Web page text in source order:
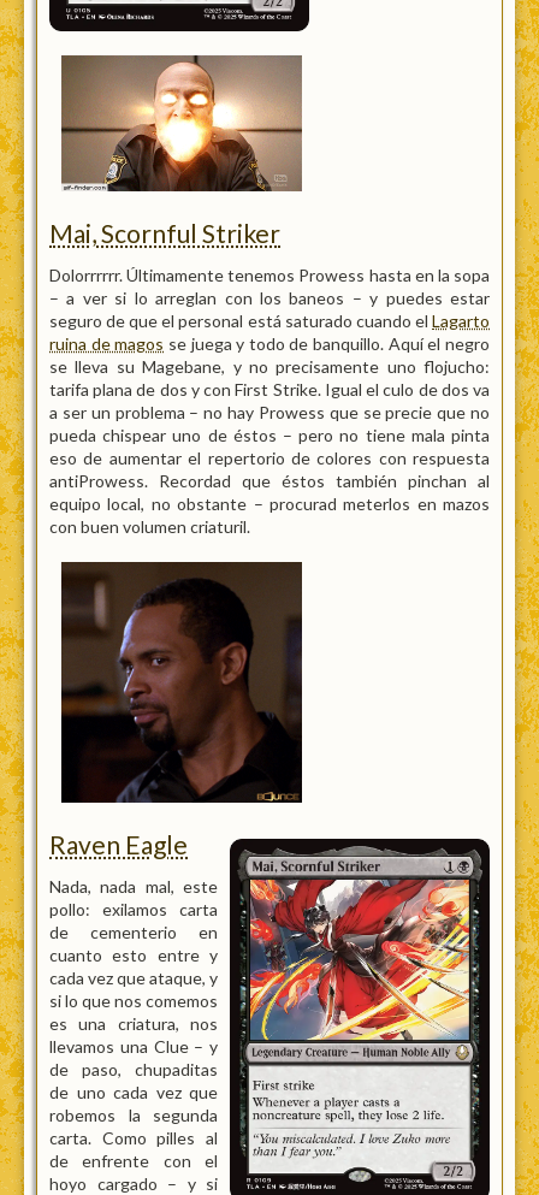
Mai, Scornful Striker
Dolorrrrrr. Últimamente tenemos Prowess hasta en la sopa
– a ver si lo arreglan con los baneos – y puedes estar
seguro de que el personal está saturado cuando el Lagarto
ruina de magos se juega y todo de banquillo. Aquí el negro
se lleva su Magebane, y no precisamente uno flojucho:
tarifa plana de dos y con First Strike. Igual el culo de dos va
a ser un problema – no hay Prowess que se precie que no
pueda chispear uno de éstos – pero no tiene mala pinta
eso de aumentar el repertorio de colores con respuesta
antiProwess. Recordad que éstos también pinchan al
equipo local, no obstante – procurad meterlos en mazos
con buen volumen criaturil.
Raven Eagle
Nada, nada mal, este
pollo: exilamos carta
de cementerio en
cuanto esto entre y
cada vez que ataque, y
si lo que nos comemos
es una criatura, nos
llevamos una Clue – y
de paso, chupaditas
de uno cada vez que
robemos la segunda
carta. Como pilles al
de enfrente con el
hoyo cargado – y si